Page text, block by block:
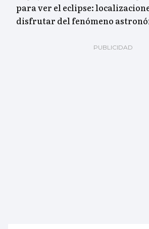
para ver el eclipse:
disfrutar del fenómeno